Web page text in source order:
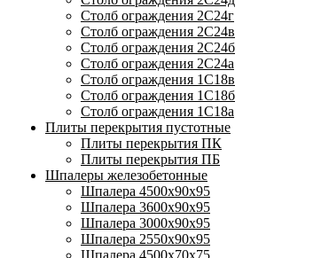
Столб ограждения 2С24г
Столб ограждения 2С24в
Столб ограждения 2С24б
Столб ограждения 2С24а
Столб ограждения 1С18в
Столб ограждения 1С18б
Столб ограждения 1С18а
Плиты перекрытия пустотные
Плиты перекрытия ПК
Плиты перекрытия ПБ
Шпалеры железобетонные
Шпалера 4500х90х95
Шпалера 3600х90х95
Шпалера 3000х90х95
Шпалера 2550х90х95
Шпалера 4500х70х75